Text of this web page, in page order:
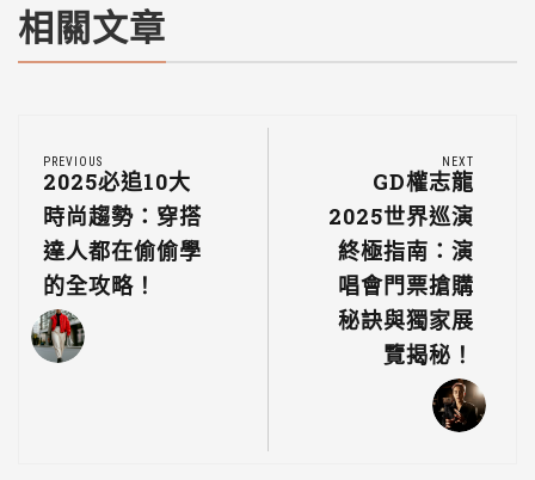
相關文章
PREVIOUS
2025必追10大
時尚趨勢：穿搭
達人都在偷偷學
的全攻略！
NEXT
GD權志龍
2025世界巡演
終極指南：演
唱會門票搶購
秘訣與獨家展
覽揭秘！